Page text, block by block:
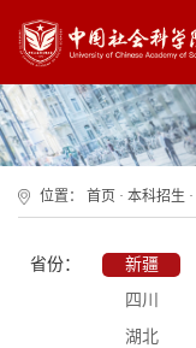
位置： 首页 · 本科招生 ·
省份： 新疆
四川
湖北